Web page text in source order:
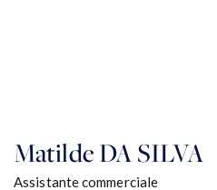
MatildeDA SILVA
Assistante commerciale